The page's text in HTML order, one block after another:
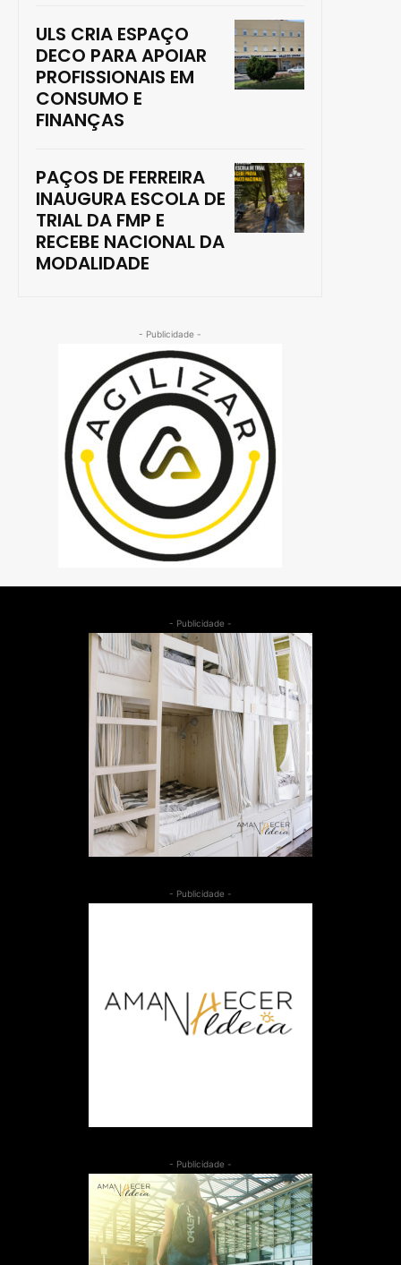
ULS CRIA ESPAÇO
DECO PARA APOIAR
PROFISSIONAIS EM
CONSUMO E
FINANÇAS
PAÇOS DE FERREIRA
INAUGURA ESCOLA DE
TRIAL DA FMP E
RECEBE NACIONAL DA
MODALIDADE
- Publicidade -
- Publicidade -
- Publicidade -
- Publicidade -